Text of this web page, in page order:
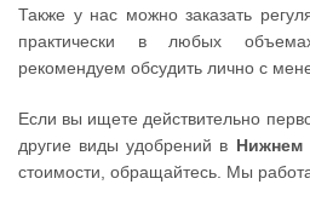
ЩЕРБИНКА
ЭЛЕКТРОГОРСК
ЭЛЕКТРОИЗОЛЯТОР
ЭЛЕКТРОСТАЛЬ
ЮПИТЕР
ЯКОВЛЕВСКОЕ
Также у нас можно заказать
практически в любых
рекомендуем обсудить лично с
Если вы ищете действительно
другие виды удобрений в Нижнем
стоимости, обращайтесь. Мы